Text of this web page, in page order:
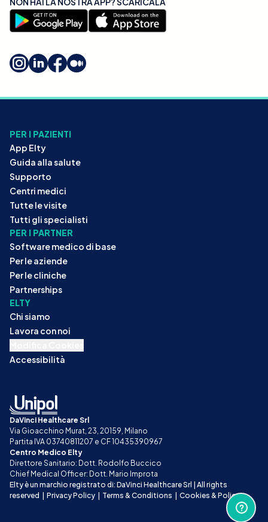
PER I PAZIENTI
App Elty
Guida alla salute
Supporto
Centri medici
Tutte le visite
Tutti gli specialisti
PER I PARTNER
Software medico di base
Per le aziende
Per le cliniche
Partnerships
ELTY
Chi siamo
Lavora con noi
Accessibilità
DaVinci Healthcare Srl
Via Gioacchino Murat, 23, 20159, Milano
Partita IVA 03740811207 e CF 10435390967
Centro Medico Elty
Direttore Sanitario: Dott. Rodolfo Buccico
Chief Medical Officer: Dott. Mario Improta
Elty è un marchio registrato di: DaVinci Healthcare Srl | All rights
reserved
Privacy Policy Terms & Conditions Cookies & Policy